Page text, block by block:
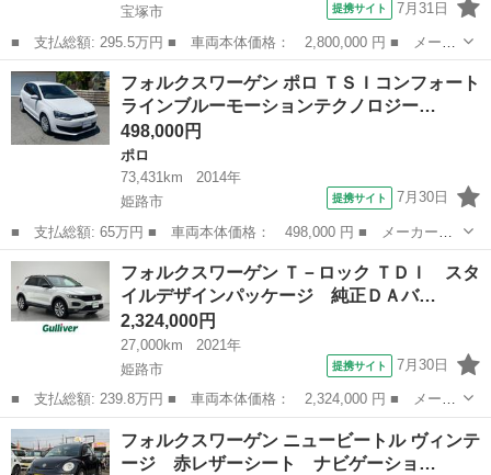
宝塚市
提携サイト 7月31日
■ 支払総額: 295.5万円 ■ 車両本体価格： 2,800,000 円 ■ メーカ
ー名： フォルクスワーゲン ■ 車種名： ティグアン ■ グレード
名： ＴＤＩ ４モーション ハイライン アダプティブクルーズコ
ントロー...
兵庫 宝塚市 ティグアン
フォルクスワーゲン ポロ ＴＳＩコンフォート
ラインブルーモーションテクノロジー…
498,000円
ポロ
73,431km
2014年
姫路市
提携サイト 7月30日
■ 支払総額: 65万円 ■ 車両本体価格： 498,000 円 ■ メーカー
名： フォルクスワーゲン ■ 車種名： ポロ ■ グレード名： Ｔ
ＳＩコンフォートラインブルーモーションテクノロジー １オーナ
ー 禁煙車 フルセ...
兵庫 姫路市
フォルクスワーゲン Ｔ－ロック ＴＤＩ スタ
イルデザインパッケージ 純正ＤＡバ…
2,324,000円
27,000km
2021年
姫路市
提携サイト 7月30日
■ 支払総額: 239.8万円 ■ 車両本体価格： 2,324,000 円 ■ メーカ
ー名： フォルクスワーゲン ■ 車種名： Ｔ－ロック ■ グレード
名： ＴＤＩ スタイルデザインパッケージ 純正ＤＡバックカメラ
ビルドイ...
兵庫 姫路市 フォルクスワーゲン
フォルクスワーゲン ニュービートル ヴィンテ
ージ 赤レザーシート ナビゲーショ…